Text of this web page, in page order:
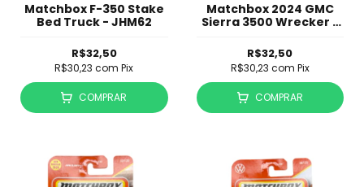
Matchbox F-350 Stake
Bed Truck - JHM62
R$32,50
R$30,23com Pix
COMPRAR
Matchbox 2024 GMC
Sierra 3500 Wrecker -
R$32,50
R$30,23 com Pix
COMPRAR